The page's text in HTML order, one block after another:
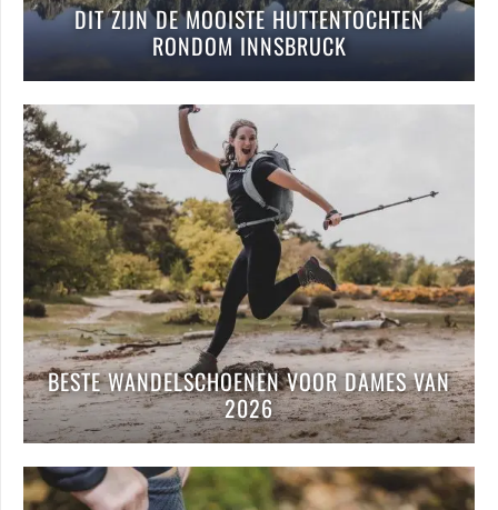
DIT ZIJN DE MOOISTE HUTTENTOCHTEN
RONDOM INNSBRUCK
BESTE WANDELSCHOENEN VOOR DAMES VAN
2026